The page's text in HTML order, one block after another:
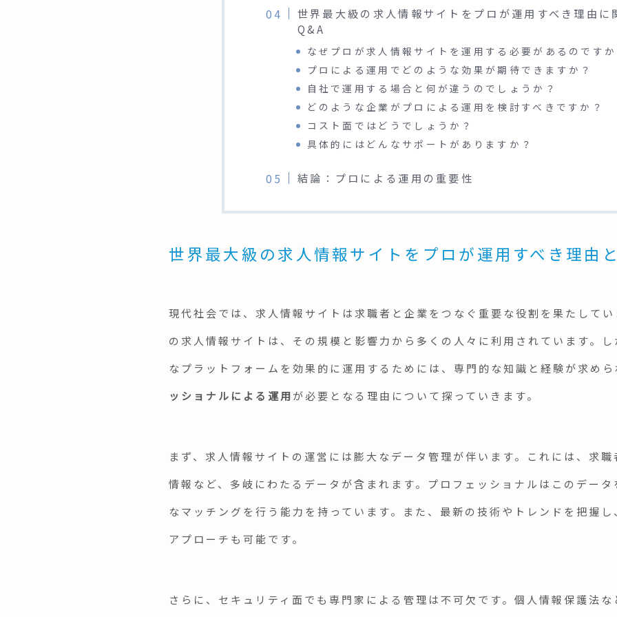
世界最大級の求人情報サイトをプロが運用すべき理由に
Q&A
なぜプロが求人情報サイトを運用する必要があるのですか
プロによる運用でどのような効果が期待できますか？
自社で運用する場合と何が違うのでしょうか？
どのような企業がプロによる運用を検討すべきですか？
コスト面ではどうでしょうか？
具体的にはどんなサポートがありますか？
結論：プロによる運用の重要性
世界最大級の求人情報サイトをプロが運用すべき理由
現代社会では、求人情報サイトは求職者と企業をつなぐ重要な役割を果たして
の求人情報サイトは、その規模と影響力から多くの人々に利用されています。
なプラットフォームを効果的に運用するためには、専門的な知識と経験が求めら
ッショナルによる運用が必要となる理由について探っていきます。
まず、求人情報サイトの運営には膨大なデータ管理が伴います。これには、求
情報など、多岐にわたるデータが含まれます。プロフェッショナルはこのデー
なマッチングを行う能力を持っています。また、最新の技術やトレンドを把握
アプローチも可能です。
さらに、セキュリティ面でも専門家による管理は不可欠です。個人情報保護法